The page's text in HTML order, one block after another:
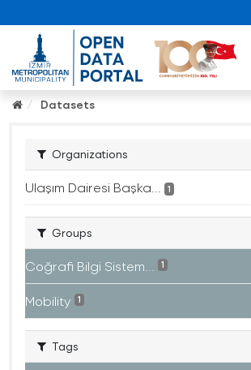
Datasets
Organizations
Ulaşım Dairesi Başka... 1
Groups
Coğrafi Bilgi Sistem... 1
Mobility 1
Tags